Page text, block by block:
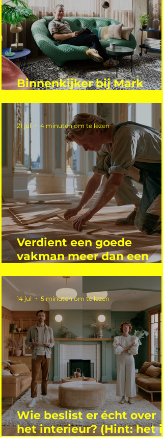
Binnenkijker bij Mark
Verdient een goede
vakman meer dan een
21 jul 4 minuten om te lezen
Wie beslist er écht over
het interieur? (Hint: het is
14 jul 5 minuten om te lezen